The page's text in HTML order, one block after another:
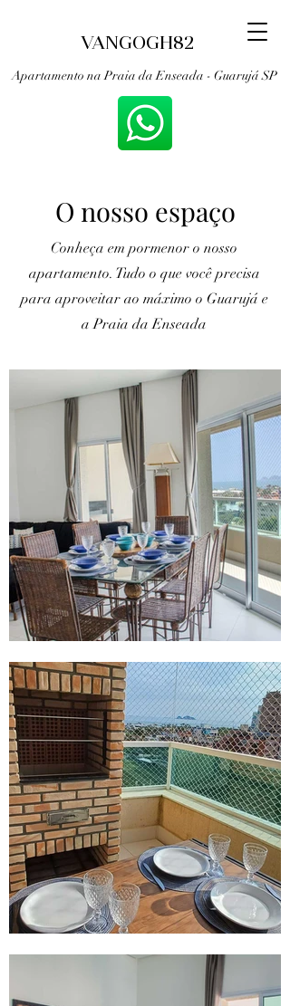
VANGOGH82
Apartamento na Praia da Enseada - Guarujá SP
O nosso espaço
Conheça em pormenor o nosso
apartamento. Tudo o que você precisa
para aproveitar ao máximo o Guarujá e
a Praia da Enseada